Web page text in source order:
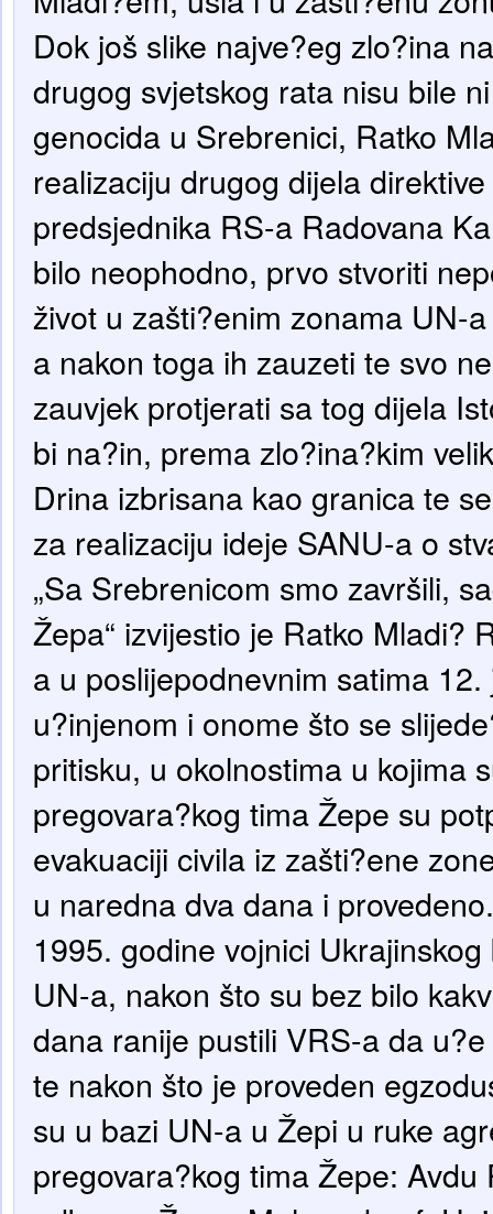
Dok još slike najve?eg zlo?ina
drugog svjetskog rata nisu bile
genocida u Srebrenici, Ratko
realizaciju drugog dijela
predsjednika RS-a Radovana
bilo neophodno, prvo stvoriti
život u zašti?enim zonama UN-
a nakon toga ih zauzeti te svo
zauvjek protjerati sa tog dijela
bi na?in, prema zlo?ina?kim
Drina izbrisana kao granica te
za realizaciju ideje SANU-a o
„Sa Srebrenicom smo završili,
Žepa“ izvijestio je Ratko Mladi?
a u poslijepodnevnim satima
u?injenom i onome što se
pritisku, u okolnostima u kojima
pregovara?kog tima Žepe su
evakuaciji civila iz zašti?ene
u naredna dva dana i
1995. godine vojnici
UN-a, nakon što su bez bilo
dana ranije pustili VRS-a da
te nakon što je proveden
su u bazi UN-a u Žepi u ruke
pregovara?kog tima Žepe: Avdu